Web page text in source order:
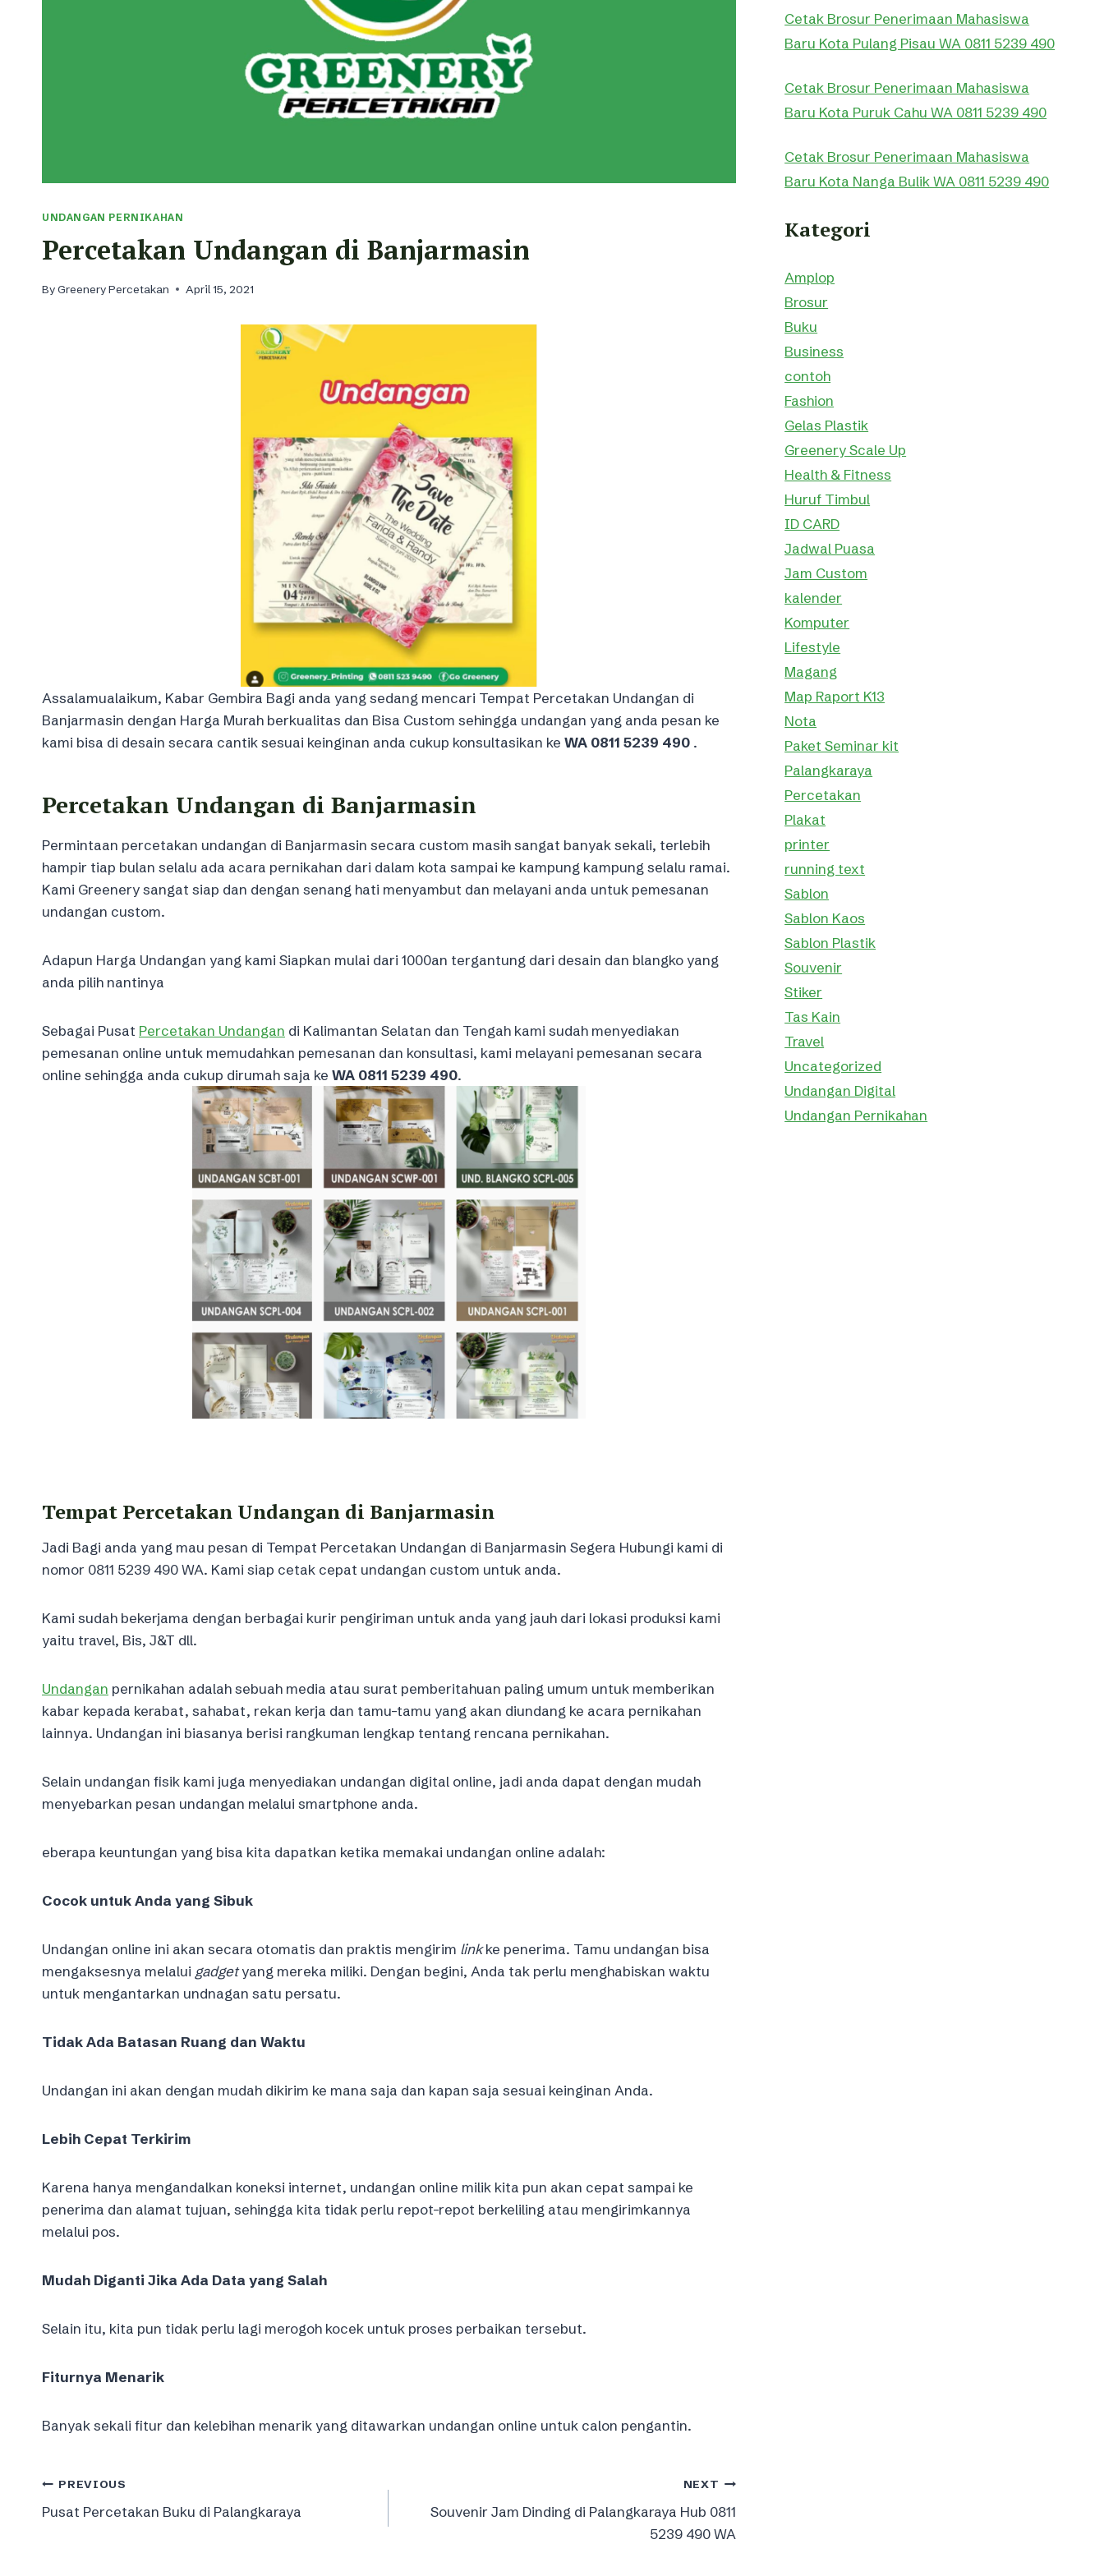
UNDANGAN PERNIKAHAN
Percetakan Undangan di Banjarmasin
ByGreenery Percetakan April 15, 2021
Assalamualaikum, Kabar Gembira Bagi anda yang sedang mencari Tempat Percetakan Undangan di
Banjarmasin dengan Harga Murah berkualitas dan Bisa Custom sehingga undangan yang anda pesan ke
kami bisa di desain secara cantik sesuai keinginan anda cukup konsultasikan ke WA 0811 5239 490 .
Percetakan Undangan di Banjarmasin
Permintaan percetakan undangan di Banjarmasin secara custom masih sangat banyak sekali, terlebih
hampir tiap bulan selalu ada acara pernikahan dari dalam kota sampai ke kampung kampung selalu ramai.
Kami Greenery sangat siap dan dengan senang hati menyambut dan melayani anda untuk pemesanan
undangan custom.
Adapun Harga Undangan yang kami Siapkan mulai dari 1000an tergantung dari desain dan blangko yang
anda pilih nantinya
Sebagai Pusat Percetakan Undangan di Kalimantan Selatan dan Tengah kami sudah menyediakan
pemesanan online untuk memudahkan pemesanan dan konsultasi, kami melayani pemesanan secara
online sehingga anda cukup dirumah saja ke WA 0811 5239 490.
Tempat Percetakan Undangan di Banjarmasin
Jadi Bagi anda yang mau pesan di Tempat Percetakan Undangan di Banjarmasin Segera Hubungi kami di
nomor 0811 5239 490 WA. Kami siap cetak cepat undangan custom untuk anda.
Kami sudah bekerjama dengan berbagai kurir pengiriman untuk anda yang jauh dari lokasi produksi kami
yaitu travel, Bis, J&T dll.
Undangan pernikahan adalah sebuah media atau surat pemberitahuan paling umum untuk memberikan
kabar kepada kerabat, sahabat, rekan kerja dan tamu-tamu yang akan diundang ke acara pernikahan
lainnya. Undangan ini biasanya berisi rangkuman lengkap tentang rencana pernikahan.
Selain undangan fisik kami juga menyediakan undangan digital online, jadi anda dapat dengan mudah
menyebarkan pesan undangan melalui smartphone anda.
eberapa keuntungan yang bisa kita dapatkan ketika memakai undangan online adalah:
Cocok untuk Anda yang Sibuk
Undangan online ini akan secara otomatis dan praktis mengirim linkke penerima. Tamu undangan bisa
mengaksesnya melalui gadgetyang mereka miliki. Dengan begini, Anda tak perlu menghabiskan waktu
untuk mengantarkan undnagan satu persatu.
Tidak Ada Batasan Ruang dan Waktu
Undangan ini akan dengan mudah dikirim ke mana saja dan kapan saja sesuai keinginan Anda.
Lebih Cepat Terkirim
Karena hanya mengandalkan koneksi internet, undangan online milik kita pun akan cepat sampai ke
penerima dan alamat tujuan, sehingga kita tidak perlu repot-repot berkeliling atau mengirimkannya
melalui pos.
Mudah Diganti Jika Ada Data yang Salah
Selain itu, kita pun tidak perlu lagi merogoh kocek untuk proses perbaikan tersebut.
Fiturnya Menarik
Banyak sekali fitur dan kelebihan menarik yang ditawarkan undangan online untuk calon pengantin.
Post
navigation
PREVIOUS
Pusat Percetakan Buku di Palangkaraya
NEXT
Souvenir Jam Dinding di Palangkaraya Hub 0811
5239 490 WA
Cetak Brosur Penerimaan Mahasiswa
Baru Kota Pulang Pisau WA 0811 5239 490
Cetak Brosur Penerimaan Mahasiswa
Baru Kota Puruk Cahu WA 0811 5239 490
Cetak Brosur Penerimaan Mahasiswa
Baru Kota Nanga Bulik WA 0811 5239 490
Kategori
Amplop
Brosur
Buku
Business
contoh
Fashion
Gelas Plastik
Greenery Scale Up
Health & Fitness
Huruf Timbul
ID CARD
Jadwal Puasa
Jam Custom
kalender
Komputer
Lifestyle
Magang
Map Raport K13
Nota
Paket Seminar kit
Palangkaraya
Percetakan
Plakat
printer
running text
Sablon
Sablon Kaos
Sablon Plastik
Souvenir
Stiker
Tas Kain
Travel
Uncategorized
Undangan Digital
Undangan Pernikahan